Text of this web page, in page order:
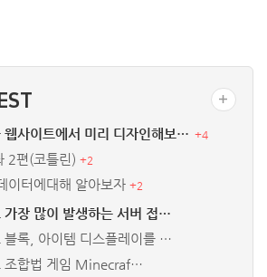
가장 많이 발생하는 서버 접…
블록, 아이템 디스플레이를 …
조합법 게임 Minecraf…
웹사이트에서 미리 디자인해보… +4
2편(코틀린) +2
이터에대해 알아보자 +2